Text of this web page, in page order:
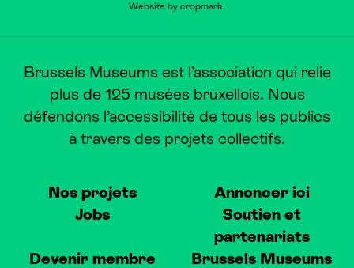
Website by cropmark.
Brussels Museums est l’association qui relie
plus de 125 musées bruxellois. Nous
défendons l’accessibilité de tous les publics
à travers des projets collectifs.
Nos projets
Annoncer ici
Jobs
Soutien et
partenariats
Devenir membre
Brussels Museums